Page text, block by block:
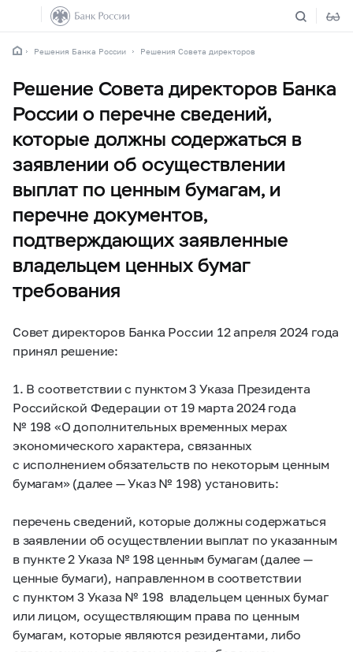
Решения Банка России Решения Совета директоров
Решение Совета директоров Банка
России о перечне сведений,
которые должны содержаться в
заявлении об осуществлении
выплат по ценным бумагам, и
перечне документов,
подтверждающих заявленные
владельцем ценных бумаг
требования
Совет директоров Банка России 12 апреля 2024 года
принял решение:
1. В соответствии с пунктом 3 Указа Президента
Российской Федерации от 19 марта 2024 года
№ 198 «О дополнительных временных мерах
экономического характера, связанных
с исполнением обязательств по некоторым ценным
бумагам» (далее — Указ № 198) установить:
перечень сведений, которые должны содержаться
в заявлении об осуществлении выплат по указанным
в пункте 2 Указа № 198 ценным бумагам (далее —
ценные бумаги), направленном в соответствии
с пунктом 3 Указа № 198 владельцем ценных бумаг
или лицом, осуществляющим права по ценным
бумагам, которые являются резидентами, либо